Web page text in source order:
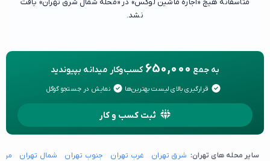
متاسفانه هیچ «اجاره ماشین لوکس» در «محله شمال شرق تهران» یافت
نشد.
به جمع 650,000 کسب‌وکار میدانه بپیوندید
قرارگیری بالای لیست بهترین‌ها نمایش در جستجو گوگل
ثبت کسب و کار
سایر محله های تهران: شرق تهران غرب تهران جنوب تهران شمال تهران